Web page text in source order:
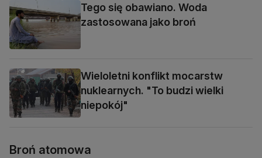
Tego się obawiano. Woda
zastosowana jako broń
Wieloletni konflikt mocarstw
nuklearnych. "To budzi wielki
niepokój"
Broń atomowa